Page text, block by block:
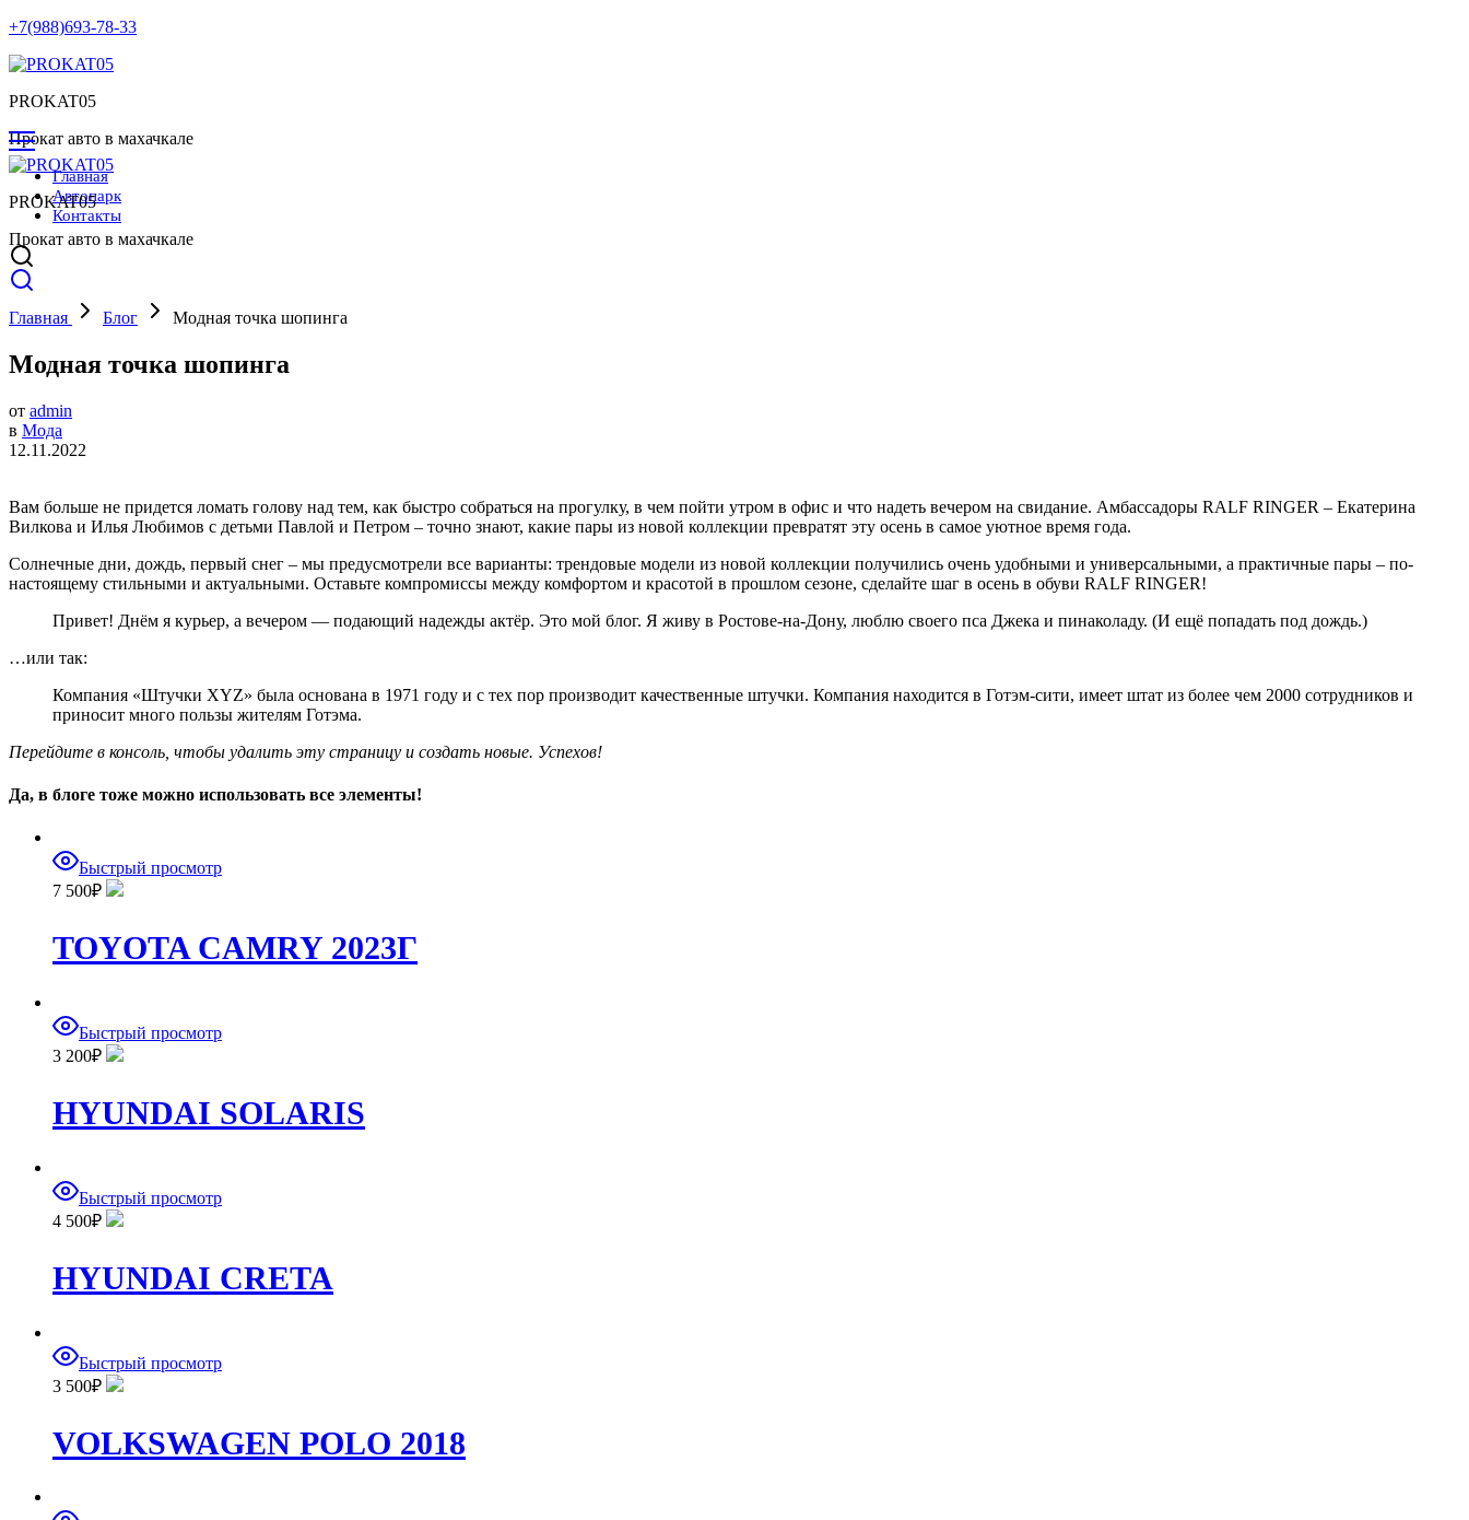
+7(988)693-78-33
PROKAT05
Прокат авто в махачкале
Главная
Автопарк
Контакты
PROKAT05
Прокат авто в махачкале
Главная Блог Модная точка шопинга
Модная точка шопинга
от admin
в Мода
12.11.2022
Вам больше не придется ломать голову над тем, как быстро собраться на прогулку, в чем пойти утром в офис и что надеть вечером на свидание. Амбассадоры RALF RINGER – Екатерина
Вилкова и Илья Любимов с детьми Павлой и Петром – точно знают, какие пары из новой коллекции превратят эту осень в самое уютное время года.
Солнечные дни, дождь, первый снег – мы предусмотрели все варианты: трендовые модели из новой коллекции получились очень удобными и универсальными, а практичные пары – по-
настоящему стильными и актуальными. Оставьте компромиссы между комфортом и красотой в прошлом сезоне, сделайте шаг в осень в обуви RALF RINGER!
Привет! Днём я курьер, а вечером — подающий надежды актёр. Это мой блог. Я живу в Ростове-на-Дону, люблю своего пса Джека и пинаколаду. (И ещё попадать под дождь.)
…или так:
Компания «Штучки XYZ» была основана в 1971 году и с тех пор производит качественные штучки. Компания находится в Готэм-сити, имеет штат из более чем 2000 сотрудников и
приносит много пользы жителям Готэма.
Перейдите в консоль, чтобы удалить эту страницу и создать новые. Успехов!
Да, в блоге тоже можно использовать все элементы!
Быстрый просмотр
7 500₽
TOYOTA CAMRY 2023Г
Быстрый просмотр
3 200₽
HYUNDAI SOLARIS
Быстрый просмотр
4 500₽
HYUNDAI CRETA
Быстрый просмотр
3 500₽
VOLKSWAGEN POLO 2018